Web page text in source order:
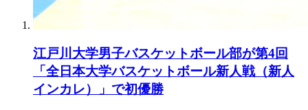
江戸川大学男子バスケットボール部が第4回
「全日本大学バスケットボール新人戦（新人
インカレ）」で初優勝